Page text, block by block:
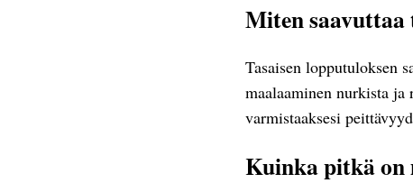
Miten saavuttaa
Tasaisen lopputuloksen
maalaaminen nurkista
varmistaaksesi
Kuinka pitkä on